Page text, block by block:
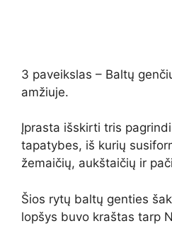
3 paveikslas – Baltų
amžiuje.
Įprasta išskirti tris
tapatybes, iš kurių
žemaičių, aukštaičių ir
Šios rytų baltų genties
lopšys buvo kraštas tarp